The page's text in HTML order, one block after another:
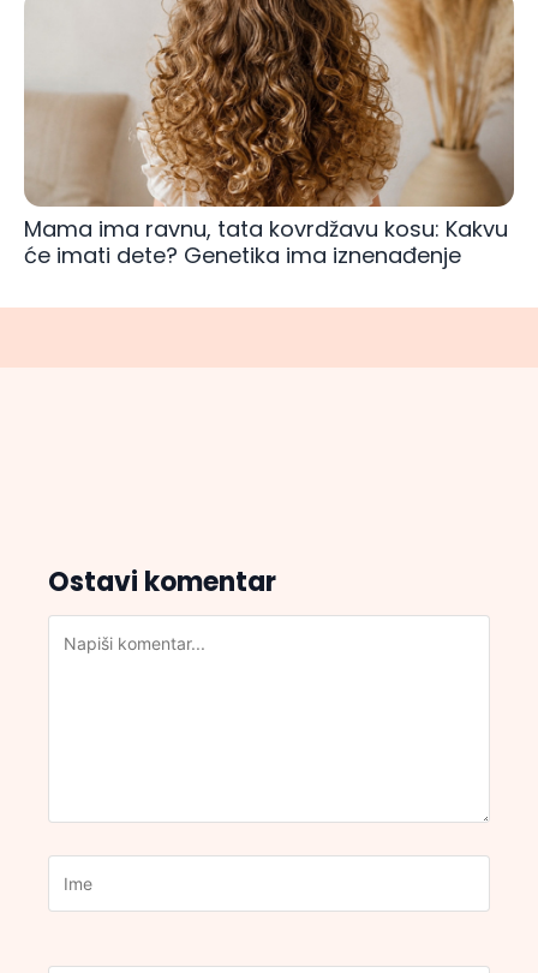
Mama ima ravnu, tata kovrdžavu kosu: Kakvu
će imati dete? Genetika ima iznenađenje
Ostavi komentar